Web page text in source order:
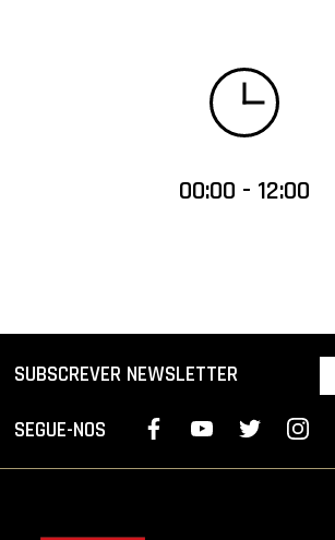
00:00 - 12:00
SUBSCREVER NEWSLETTER
SEGUE-NOS